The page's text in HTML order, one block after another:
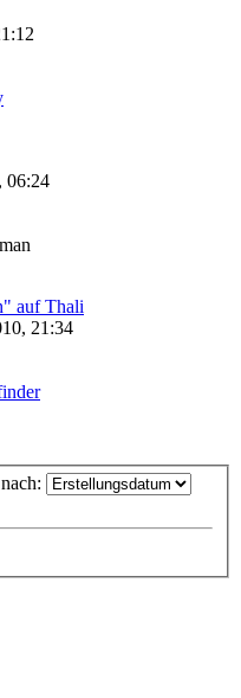
06:24
auf Thali
21:34